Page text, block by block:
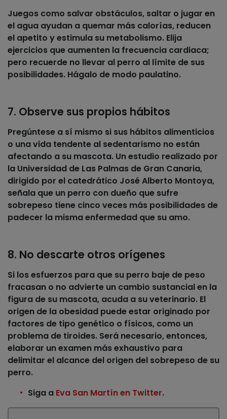
Juegos como salvar obstáculos, saltar o jugar en
el agua ayudan a quemar más calorías, reducen
el apetito y estimula su metabolismo. Elija
ejercicios que aumenten la frecuencia cardiaca;
pero recuerde no llevar al perro al límite de sus
posibilidades. Hágalo de modo paulatino.
7. Observe sus propios hábitos
Pregúntese a sí mismo si sus hábitos alimenticios
o una vida tendente al sedentarismo no están
afectando a su mascota. Un estudio realizado por
la Universidad de Las Palmas de Gran Canaria,
dirigido por el catedrático José Alberto Montoya,
señala que un perro con dueño que sufre
sobrepeso tiene cinco veces más posibilidades de
padecer la misma enfermedad que su amo.
8. No descarte otros orígenes
Si los esfuerzos para que su perro baje de peso
fracasan o no advierte un cambio sustancial en la
figura de su mascota, acuda a su veterinario. El
origen de la obesidad puede estar originado por
factores de tipo genético o físicos, como un
problema de tiroides. Será necesario, entonces,
elaborar un examen más exhaustivo para
delimitar el alcance del origen del sobrepeso de su
perro.
Siga a Eva San Martín en Twitter.